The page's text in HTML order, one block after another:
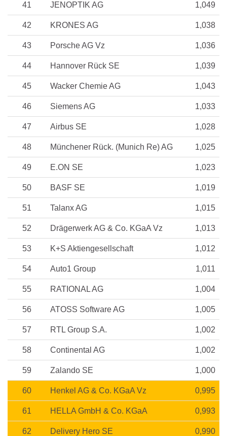
41 JENOPTIK AG 1,049
42 KRONES AG 1,038
43 Porsche AG Vz 1,036
44 Hannover Rück SE 1,039
45 Wacker Chemie AG 1,043
46 Siemens AG 1,033
47 Airbus SE 1,028
48 Münchener Rück. (Munich Re) AG 1,025
49 E.ON SE 1,023
50 BASF SE 1,019
51 Talanx AG 1,015
52 Drägerwerk AG & Co. KGaA Vz 1,013
53 K+S Aktiengesellschaft 1,012
54 Auto1 Group 1,011
55 RATIONAL AG 1,004
56 ATOSS Software AG 1,005
57 RTL Group S.A. 1,002
58 Continental AG 1,002
59 Zalando SE 1,000
60 Henkel AG & Co. KGaA Vz 0,995
61 HELLA GmbH & Co. KGaA 0,993
62 Delivery Hero SE 0,990